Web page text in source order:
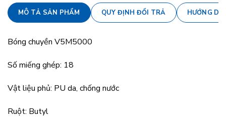
MÔ TẢ SẢN PHẨM QUY ĐỊNH ĐỔI TRẢ HƯỚNG
Bóng chuyền V5M5000
Số miếng ghép: 18
Vật liệu phủ: PU da, chống nước
Ruột: Butyl